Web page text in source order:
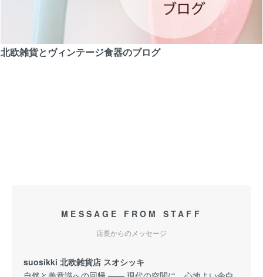
北欧雑貨とヴィンテージ食器のブログ
MESSAGE FROM STAFF
店長からのメッセージ
suosikki 北欧雑貨店 スオシッキ